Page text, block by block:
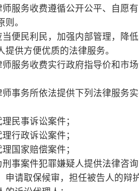
诉讼案件；
诉讼案件；
赔偿案件；
件犯罪嫌疑人提供法律咨询、
保候审，担任被告人的辩护人
代理人；
法律服务的收费实行市场调节
价的基准价和浮动幅度由各
政府价格主管部门会同同级司
律师服务收费，应当广泛听取
可以实行听证。
的律师服务收费应当充分考虑
承受能力和律师业的长远发
师服务社会平均成本，加合理